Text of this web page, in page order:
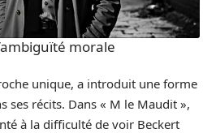
morale
unique, a introduit une forme
ses récits. Dans « M le Maudit »,
à la difficulté de voir Beckert